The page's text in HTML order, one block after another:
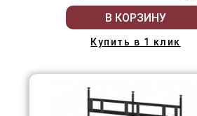
В КОРЗИНУ
Купить в 1 клик